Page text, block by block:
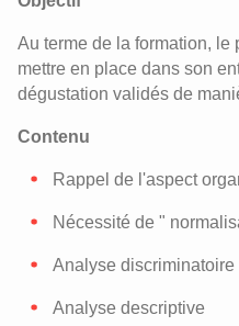
Au terme de la formation, le
mettre en place dans son
dégustation validés de
Contenu
Rappel de l'aspect
Nécessité de "
Analyse discriminatoire
Analyse descriptive